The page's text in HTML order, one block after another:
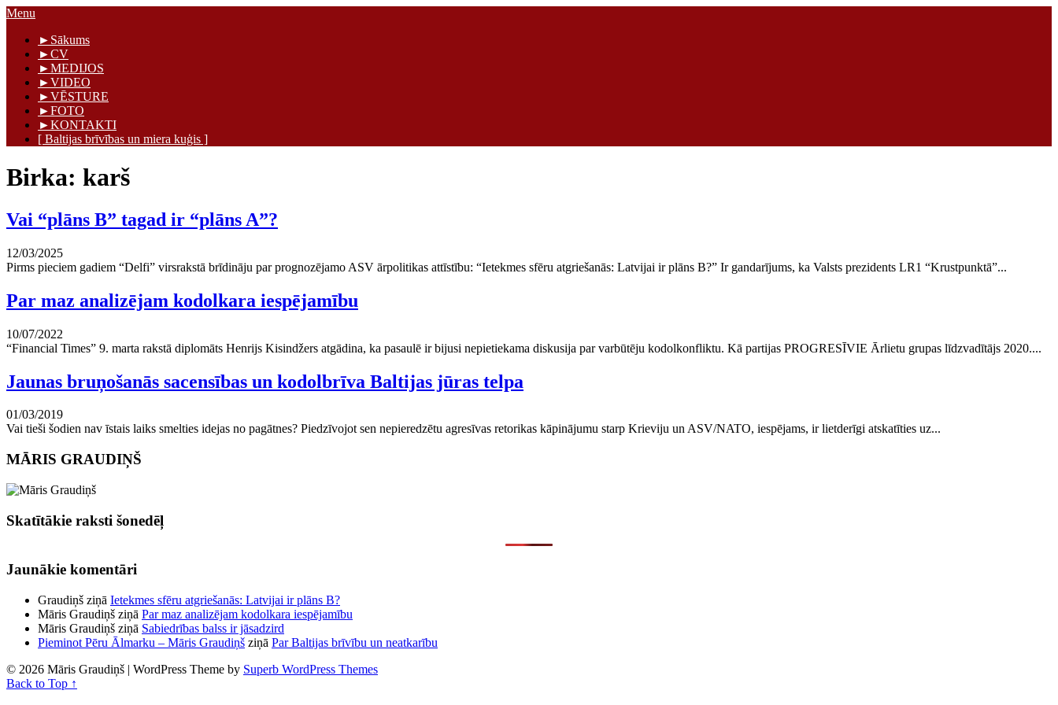
Skip
content
Māris Graudiņš
Menu
►Sākums
►CV
►MEDIJOS
►VIDEO
►VĒSTURE
►FOTO
►KONTAKTI
[ Baltijas brīvības un miera kuģis ]
Birka: karš
Vai “plāns B” tagad ir “plāns A”?
12/03/2025
Pirms pieciem gadiem “Delfi” virsrakstā brīdināju par prognozējamo ASV ārpolitikas attīstību: “Ietekmes sfēru atgriešanās: Latvijai ir plāns B?” Ir gandarījums, ka Valsts prezidents LR1 “Krustpunktā”...
Par maz analizējam kodolkara iespējamību
10/07/2022
“Financial Times” 9. marta rakstā diplomāts Henrijs Kisindžers atgādina, ka pasaulē ir bijusi nepietiekama diskusija par varbūtēju kodolkonfliktu. Kā partijas PROGRESĪVIE Ārlietu grupas līdzvadītājs 2020....
Jaunas bruņošanās sacensības un kodolbrīva Baltijas jūras telpa
01/03/2019
Vai tieši šodien nav īstais laiks smelties idejas no pagātnes? Piedzīvojot sen nepieredzētu agresīvas retorikas kāpinājumu starp Krieviju un ASV/NATO, iespējams, ir lietderīgi atskatīties uz...
MĀRIS GRAUDIŅŠ
Skatītākie raksti šonedēļ
Jaunākie komentāri
Graudiņš ziņā Ietekmes sfēru atgriešanās: Latvijai ir plāns B?
Māris Graudiņš ziņā Par maz analizējam kodolkara iespējamību
Māris Graudiņš ziņā Sabiedrības balss ir jāsadzird
Pieminot Pēru Ālmarku – Māris Graudiņš ziņā Par Baltijas brīvību un neatkarību
© 2026 Māris Graudiņš | WordPress Theme by Superb WordPress Themes
Back to Top ↑